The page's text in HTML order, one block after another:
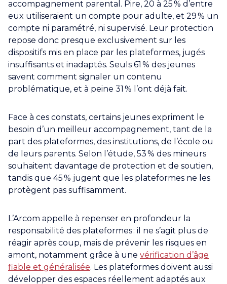
accompagnement parental. Pire, 20 à 25 % d’entre
eux utiliseraient un compte pour adulte, et 29 % un
compte ni paramétré, ni supervisé. Leur protection
repose donc presque exclusivement sur les
dispositifs mis en place par les plateformes, jugés
insuffisants et inadaptés. Seuls 61 % des jeunes
savent comment signaler un contenu
problématique, et à peine 31 % l’ont déjà fait.
Face à ces constats, certains jeunes expriment le
besoin d’un meilleur accompagnement, tant de la
part des plateformes, des institutions, de l’école ou
de leurs parents. Selon l’étude, 53 % des mineurs
souhaitent davantage de protection et de soutien,
tandis que 45 % jugent que les plateformes ne les
protègent pas suffisamment.
L’Arcom appelle à repenser en profondeur la
responsabilité des plateformes : il ne s’agit plus de
réagir après coup, mais de prévenir les risques en
amont, notamment grâce à une vérification d’âge
fiable et généralisée. Les plateformes doivent aussi
développer des espaces réellement adaptés aux